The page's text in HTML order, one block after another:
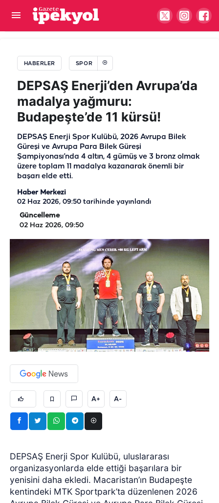
HABERLER SPOR
DEPSAŞ Enerji’den Avrupa’da
madalya yağmuru:
Budapeşte’de 11 kürsü!
DEPSAŞ Enerji Spor Kulübü, 2026 Avrupa Bilek
Güreşi ve Avrupa Para Bilek Güreşi
Şampiyonası’nda 4 altın, 4 gümüş ve 3 bronz olmak
üzere toplam 11 madalya kazanarak önemli bir
başarı elde etti.
Haber Merkezi
02 Haz 2026, 09:50 tarihinde yayınlandı
Güncelleme
02 Haz 2026, 09:50
A+ A-
DEPSAŞ Enerji Spor Kulübü, uluslararası
organizasyonlarda elde ettiği başarılara bir
yenisini daha ekledi. Macaristan’ın Budapeşte
kentindeki MTK Sportpark’ta düzenlenen 2026
Harran'da Futbol Halk Turnuvası düzenleniyor!